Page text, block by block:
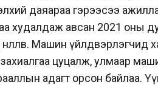
даяараа гэрээсээ
худалдаж авсан 2021 оны
Машин
цуцалж, улмаар
адагт орсон байлаа.